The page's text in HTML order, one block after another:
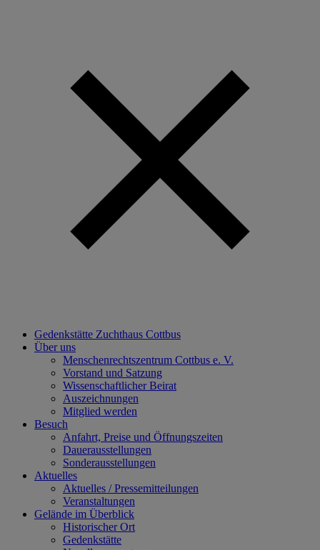
Gedenkstätte Zuchthaus Cottbus
Über uns
Menschenrechtszentrum Cottbus e. V.
Vorstand und Satzung
Wissenschaftlicher Beirat
Auszeichnungen
Mitglied werden
Besuch
Anfahrt, Preise und Öffnungszeiten
Dauerausstellungen
Sonderausstellungen
Aktuelles
Aktuelles / Pressemitteilungen
Veranstaltungen
Gelände im Überblick
Historischer Ort
Gedenkstätte